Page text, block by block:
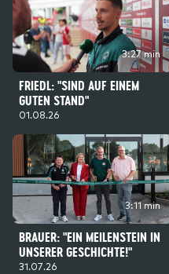
3:27 min
FRIEDL: "SIND AUF EINEM
GUTEN STAND"
01.08.26
3:11 min
BRAUER: "EIN MEILENSTEIN IN
UNSERER GESCHICHTE!"
31.07.26